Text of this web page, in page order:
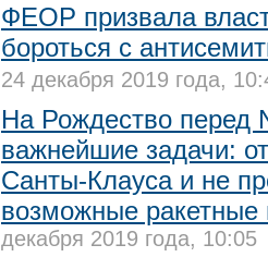
ФЕОР призвала
бороться с
24 декабря 2019 года,
На Рождество перед
важнейшие задачи:
Санты-Клауса и не
возможные
декабря 2019 года, 10:05